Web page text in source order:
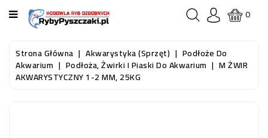
KATEGORIA
STRONA
GŁÓWNA
0
Strona Główna Akwarystyka (sprzęt) Podłoże Do
Akwarium Podłoża, Żwirki I Piaski Do Akwarium M ŻWIR
AKWARYSTYCZNY 1-2 MM, 25KG